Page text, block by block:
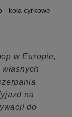
- koła cyrkowe
w Europie,
na
do